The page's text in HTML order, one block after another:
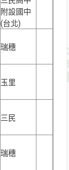
附設國中
(台北)
瑞穗
玉里
三民
瑞穗